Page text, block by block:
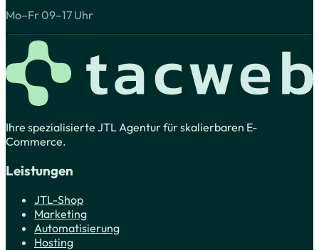
Mo–Fr 09–17 Uhr
Ihre spezialisierte JTL Agentur für skalierbaren E-
Commerce.
Leistungen
JTL-Shop
Marketing
Automatisierung
Hosting